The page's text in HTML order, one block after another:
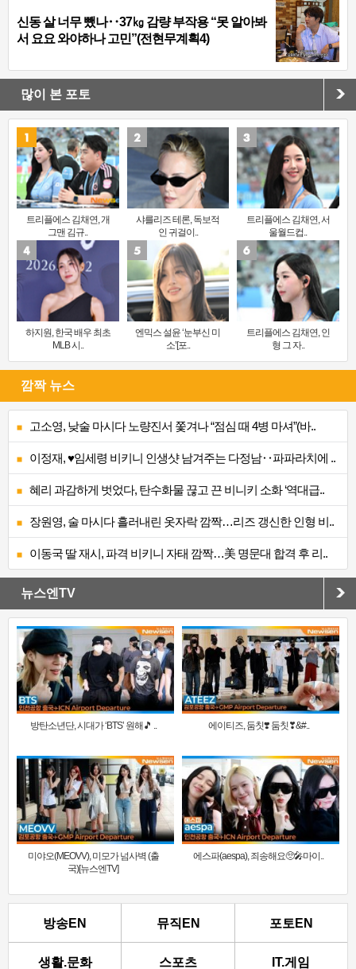
신동 살 너무 뺐나‥37㎏ 감량 부작용 “못 알아봐
서 요요 와야하나 고민”(전현무계획4)
많이 본 포토
트리플에스 김채연, 개
그맨 김규..
샤를리즈 테론, 독보적
인 귀걸이..
트리플에스 김채연, 서
울월드컵..
하지원, 한국 배우 최초
MLB 시..
엔믹스 설윤 ‘눈부신 미
소’[포..
트리플에스 김채연, 인
형 그 자..
깜짝 뉴스
고소영, 낮술 마시다 노량진서 쫓겨나 “점심 때 4병 마셔”(바..
이정재, ♥임세령 비키니 인생샷 남겨주는 다정남‥파파라치에 ..
혜리 과감하게 벗었다, 탄수화물 끊고 끈 비니키 소화 ‘역대급..
장원영, 술 마시다 흘러내린 옷자락 깜짝…리즈 갱신한 인형 비..
이동국 딸 재시, 파격 비키니 자태 깜짝…美 명문대 합격 후 리..
뉴스엔TV
방탄소년단, 시대가 ‘BTS’ 원해🎵 .. 에이티즈, 둠칫❣️ 둠칫❣&#..
미야오(MEOVV), 미모가 넘사벽 (출
국)[뉴스엔TV]
에스파(aespa), 죄송해요🥺🎤마이..
방송EN 뮤직EN 포토EN
생활.문화 스포츠 IT.게임